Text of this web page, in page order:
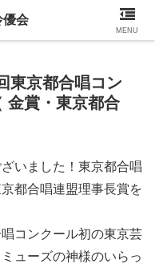
ェブサイト
東京都合唱コン
金賞・東京都合
いました！東京都合唱
都合唱連盟理事長賞を
コンクール初の東京芸
ューズの神様のいらっ
優会
MENU